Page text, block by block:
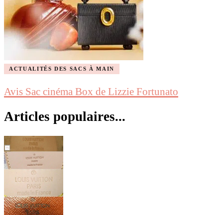
ACTUALITÉS DES SACS À MAIN
Avis Sac cinéma Box de Lizzie Fortunato
Articles populaires...